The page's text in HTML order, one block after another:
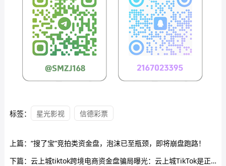
标签： 星光影视 信德彩票
上篇： “搜了宝”竞拍类资金盘，泡沫已至瓶颈，即将崩盘跑路！
下篇： 云上城tiktok跨境电商资金盘骗局曝光：云上城TikTok是正规的吗？假跨境电商，真资金盘骗局！